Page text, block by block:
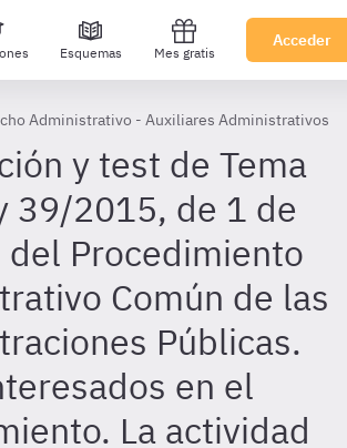
Esquemas Mes gratis
Acceder
Administrativo - Auxiliares Administrativos
y test de Tema
39/2015, de 1 de
Procedimiento
Común de las
Públicas.
en el
La actividad